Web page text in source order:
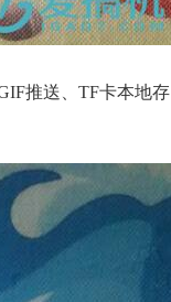
推送、TF卡本地存